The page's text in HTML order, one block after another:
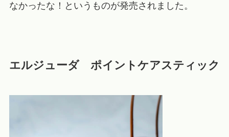
なかったな！というものが発売されました。
エルジューダ ポイントケアスティック